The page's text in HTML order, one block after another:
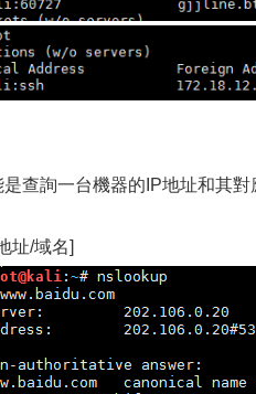
查詢一台機器的IP地址和其
址/域名]